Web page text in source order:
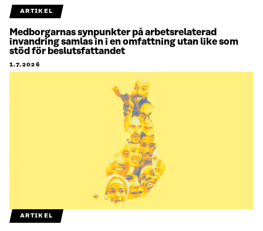
ARTIKEL
Medborgarnas synpunkter på arbetsrelaterad
invandring samlas in i en omfattning utan like som
stöd för beslutsfattandet
1.7.2026
ARTIKEL